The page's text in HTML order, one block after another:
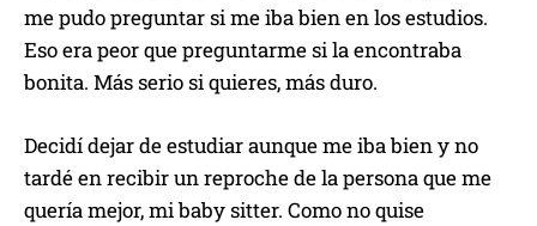
me pudo preguntar si me iba bien en los estudios.
Eso era peor que preguntarme si la encontraba
bonita. Más serio si quieres, más duro.
Decidí dejar de estudiar aunque me iba bien y no
tardé en recibir un reproche de la persona que me
quería mejor, mi baby sitter. Como no quise